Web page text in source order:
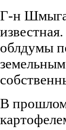
Г-н
облдумы
В прошлом